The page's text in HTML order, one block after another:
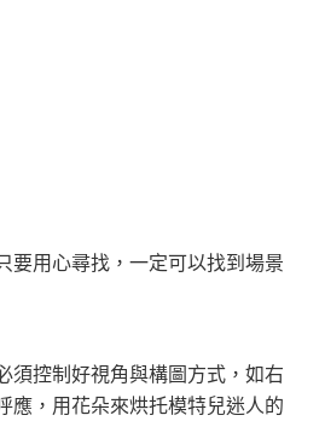
要用心尋找，一定可以找到場景
須控制好視角與構圖方式，如右
應，用花朵來烘托模特兒迷人的